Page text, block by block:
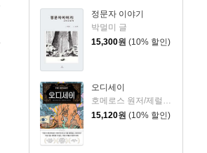
정문자 이야기
박멀미 글
15,300원 (10% 할인)
오디세이
15,120원 (10% 할인)